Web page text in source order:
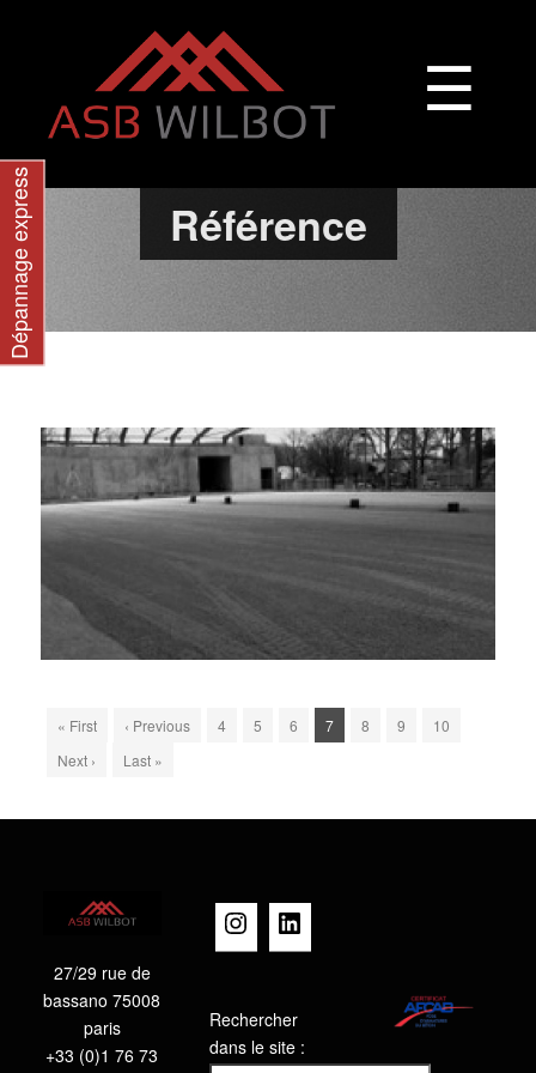
☰
Référence
« First ‹ Previous 4 5 6 7 8 9
10
Next ›
Last »
27/29 rue de
bassano 75008
paris
+33 (0)1 76 73
Instagram
Rechercher
dans le site :
Dépannage express